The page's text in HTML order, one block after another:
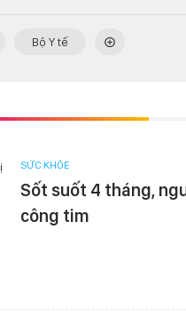
Bộ Y tế
SỨC KHỎE
Sốt suốt 4 tháng,
công tim